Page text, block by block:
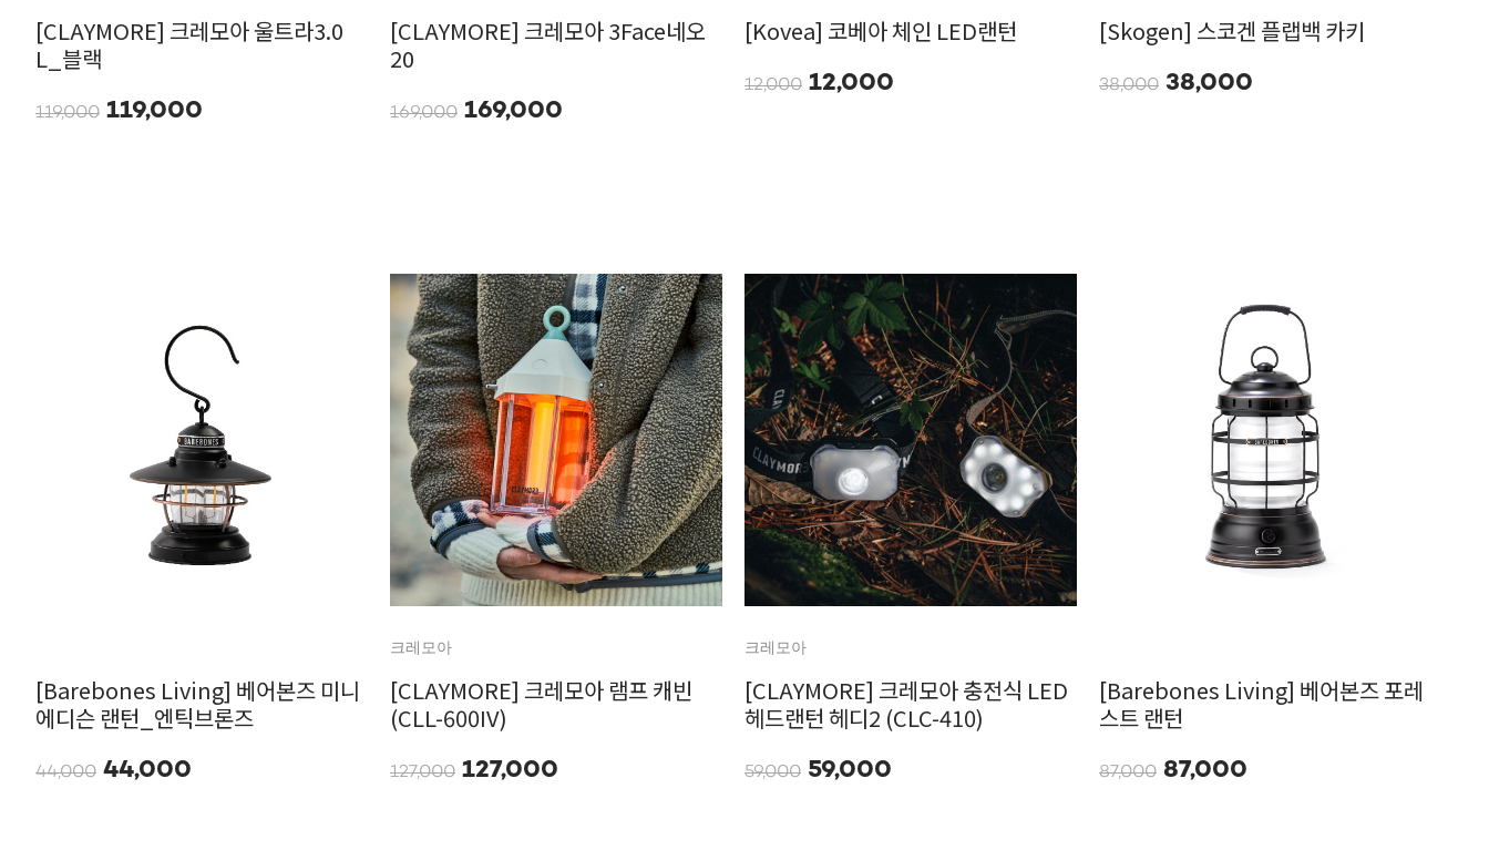
[CLAYMORE] 크레모아 울트라3.0
L_블랙
119,000 119,000
[CLAYMORE] 크레모아 3Face네오
20
169,000 169,000
[Kovea] 코베아 체인 LED랜턴
12,000 12,000
[Skogen] 스코겐 플랩백 카키
38,000 38,000
[Barebones Living] 베어본즈 미니
에디슨 랜턴_엔틱브론즈
44,000 44,000
크레모아
[CLAYMORE] 크레모아 램프 캐빈
(CLL-600IV)
127,000 127,000
크레모아
[CLAYMORE] 크레모아 충전식 LED
헤드랜턴 헤디2 (CLC-410)
59,000 59,000
[Barebones Living] 베어본즈 포레
스트 랜턴
87,000 87,000